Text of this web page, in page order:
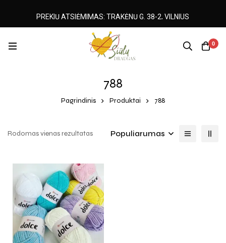
0
788
Pagrindinis Produktai 788
Rodomas vienas rezultatas Populiarumas
PREKIŲ ATSIĖMIMAS: TRAKĖNŲ G. 38-2, VILNIUS